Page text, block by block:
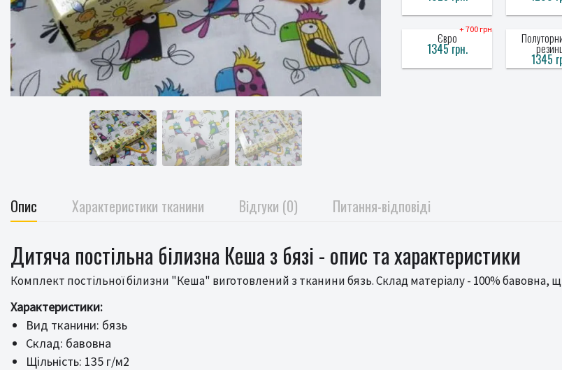
+ 700 грн
Євро
1345 грн.
1345
Опис Характеристики тканини Відгуки (0) Питання-відповіді
Дитяча постільна білизна Кеша з бязі - опис та характеристики
Комплект постільної білизни "Кеша" виготовлений з тканини бязь. Склад матеріалу - 100% бавовна,
Характеристики:
Вид тканини: бязь
Склад: бавовна
Щільність: 135 г/м2